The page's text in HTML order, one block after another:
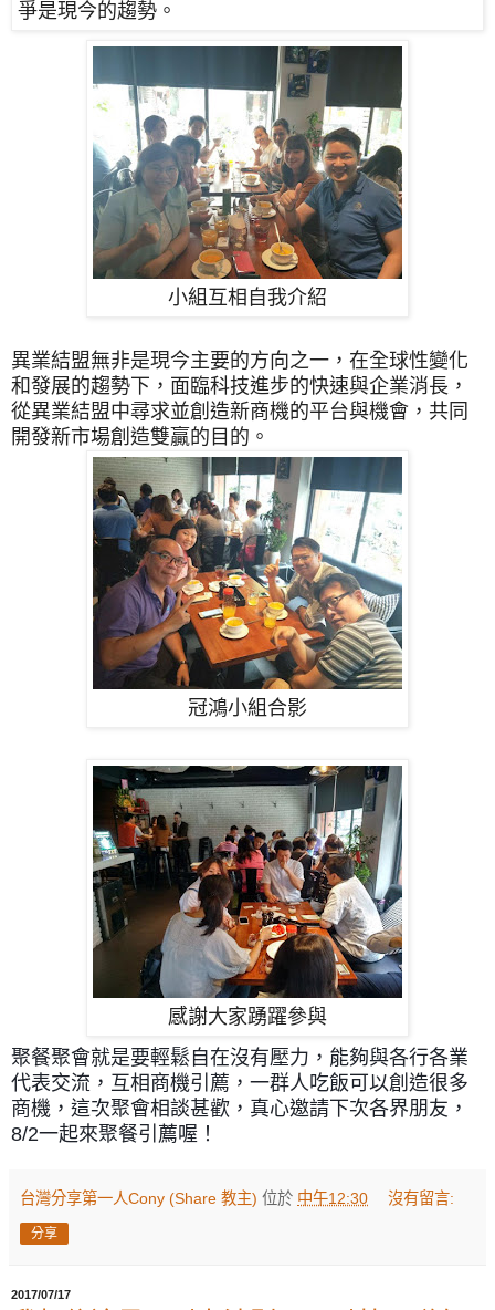
爭是現今的趨勢。
小組互相自我介紹
異業結盟無非是現今主要的方向之一，在全球性變化
和發展的趨勢下， 面臨科技進步的快速與企業消長，
從異業結盟中尋求並創造新商機的平台與機會，共同
開發新市場創造雙贏的目的。
冠鴻小組合影
感謝大家踴躍參與
聚餐聚會就是要輕鬆自在沒有壓力，能夠與各行各業
代表交流， 互相商機引薦，一群人吃飯可以創造很多
商機，這次聚會相談甚歡，真心邀請下次各界朋友，
8/2一起來聚餐引薦喔！
台灣分享第一人Cony (Share 教主) 位於 中午12:30 沒有留言:
分享
2017/07/17